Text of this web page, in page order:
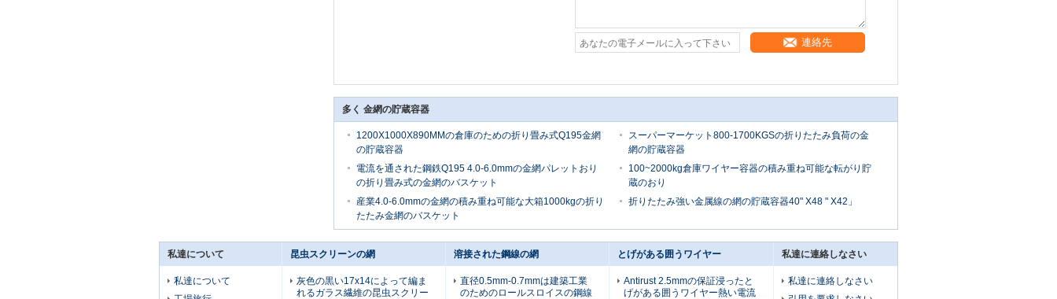
連絡先
多く 金網の貯蔵容器
1200X1000X890MMの倉庫のための折り畳み式Q195金網
の貯蔵容器
スーパーマーケット800-1700KGSの折りたたみ負荷の金
網の貯蔵容器
電流を通された鋼鉄Q195 4.0-6.0mmの金網パレットおり
の折り畳み式の金網のバスケット
100~2000kg倉庫ワイヤー容器の積み重ね可能な転がり貯
蔵のおり
産業4.0-6.0mmの金網の積み重ね可能な大箱1000kgの折り
たたみ金網のバスケット
折りたたみ強い金属線の網の貯蔵容器40" X48 " X42」
私達について
私達について
昆虫スクリーンの網
灰色の黒い17x14によって編ま
れるガラス繊維の昆虫スクリー
溶接された鋼線の網
直径0.5mm-0.7mmは建築工業
のためのロールスロイスの鋼線
とげがある囲うワイヤー
Antirust 2.5mmの保証浸ったと
げがある囲うワイヤー熱い電流
私達に連絡しなさい
私達に連絡しなさい